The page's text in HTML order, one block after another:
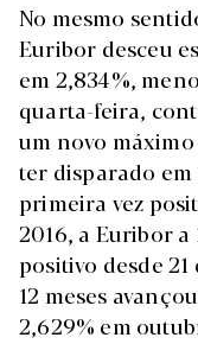
No mesmo
Euribor desceu
em 2,834%,
quarta-feira,
um novo
ter disparado
primeira vez
2016, a Euribor a
positivo desde
12 meses
2,629% em